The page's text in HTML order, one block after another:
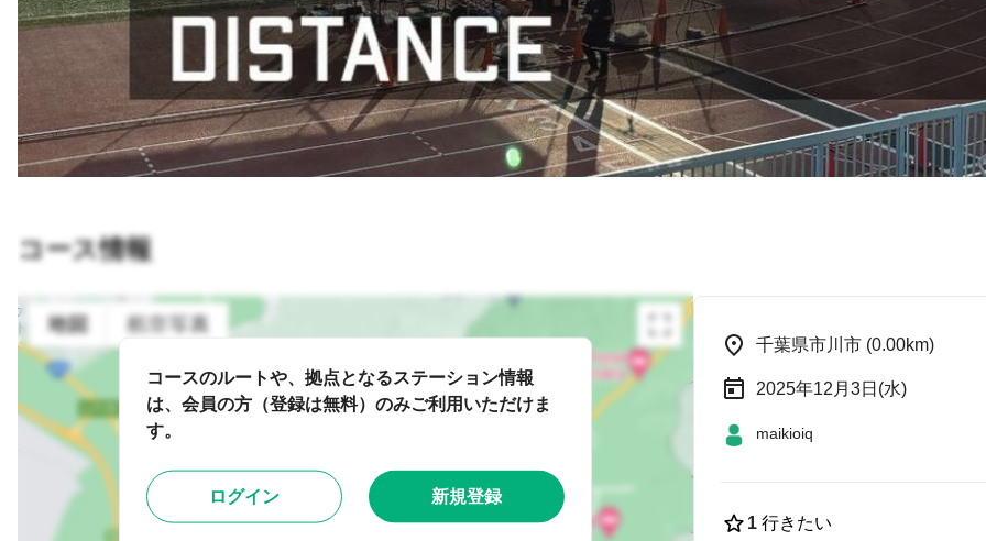
コース情報
コースのルートや、拠点となるステーション情報
は、会員の方（登録は無料）のみご利用いただけま
す。
ログイン 新規登録
千葉県市川市 (0.00km)
2025年12月3日(水)
maikioiq
1 行きたい